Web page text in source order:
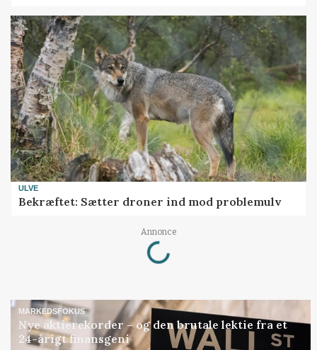
ULVE
Bekræftet: Sætter droner ind mod problemulv
Annonce
Loading...
MARKEDSFOKUS
Nye aktierekorder – og den brutale lektie fra et
24-årigt finansgeni